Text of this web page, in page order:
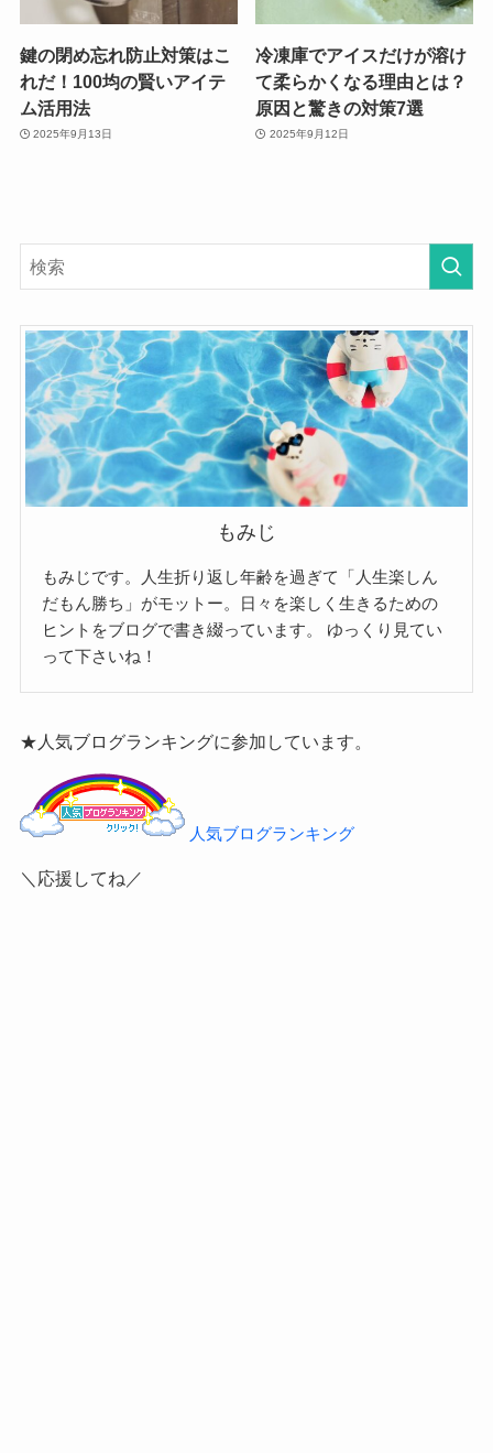
鍵の閉め忘れ防止対策はこ
れだ！100均の賢いアイテ
ム活用法
2025年9月13日
冷凍庫でアイスだけが溶け
て柔らかくなる理由とは？
原因と驚きの対策7選
2025年9月12日
もみじ
もみじです。人生折り返し年齢を過ぎて「人生楽しん
だもん勝ち」がモットー。日々を楽しく生きるための
ヒントをブログで書き綴っています。
ゆっくり見てい
って下さいね！
★人気ブログランキングに参加しています。
人気ブログランキング
＼応援してね／